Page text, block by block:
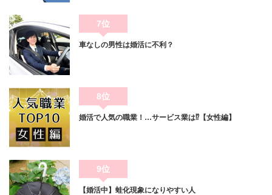
7位
車なしの男性は婚活に不利？
8位
婚活で人気の職業！…サービス業は⁉【女性編】
9位
【婚活中】蛙化現象になりやすい人